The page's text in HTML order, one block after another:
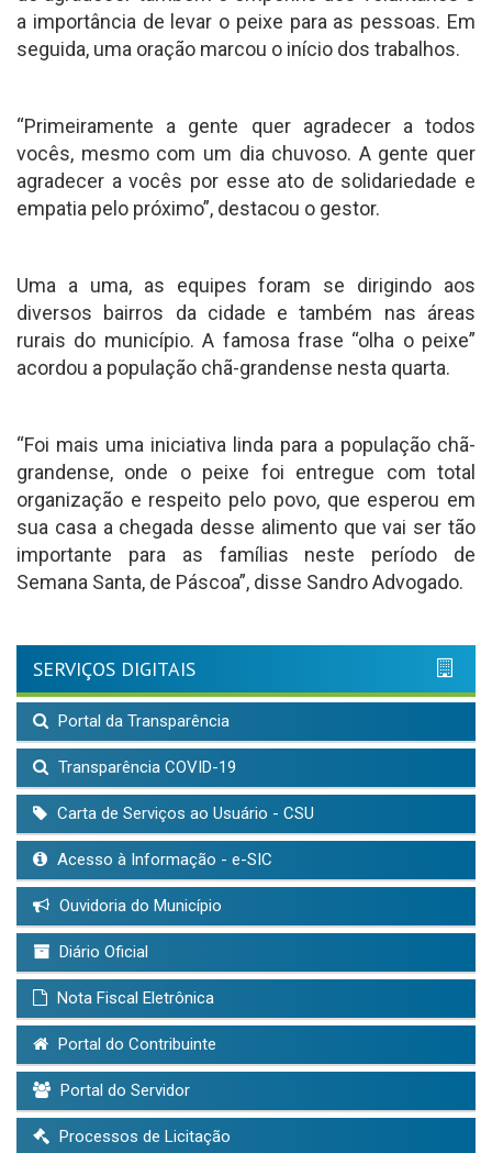
a importância de levar o peixe para as pessoas. Em
seguida, uma oração marcou o início dos trabalhos.
“Primeiramente a gente quer agradecer a todos
vocês, mesmo com um dia chuvoso. A gente quer
agradecer a vocês por esse ato de solidariedade e
empatia pelo próximo”, destacou o gestor.
Uma a uma, as equipes foram se dirigindo aos
diversos bairros da cidade e também nas áreas
rurais do município. A famosa frase “olha o peixe”
acordou a população chã-grandense nesta quarta.
“Foi mais uma iniciativa linda para a população chã-
grandense, onde o peixe foi entregue com total
organização e respeito pelo povo, que esperou em
sua casa a chegada desse alimento que vai ser tão
importante para as famílias neste período de
Semana Santa, de Páscoa”, disse Sandro Advogado.
SERVIÇOS DIGITAIS
Portal da Transparência
Transparência COVID-19
Carta de Serviços ao Usuário - CSU
Acesso à Informação - e-SIC
Ouvidoria do Município
Diário Oficial
Nota Fiscal Eletrônica
Portal do Contribuinte
Portal do Servidor
Processos de Licitação